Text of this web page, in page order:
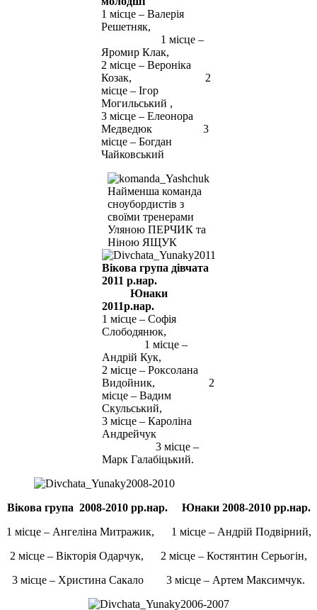
1 місце – Валерія
Решетняк,
1 місце –
Яромир Клак,
2 місце – Вероніка
Козак, 2
місце – Ігор
Могильський ,
3 місце – Елеонора
Медведюк 3
місце – Богдан
Чайковський
Найменша команда
сноубордистів з
своїми тренерами
Уляною ПЕРЧИК та
Ніною ЯЩУК
Вікова група дівчата
2011 р.нар.
Юнаки
2011р.нар.
1 місце – Софія
Слободянюк,
1 місце –
Андрій Кук,
2 місце – Роксолана
Видойник, 2
місце – Вадим
Скульський,
3 місце – Кароліна
Андрейчук
3 місце –
Марк Галабіцький.
Вікова група 2008-2010 рр.нар. Юнаки 2008-2010 рр.нар.
1 місце – Ангеліна Митражик, 1 місце – Андрій Подвірний,
2 місце – Вікторія Одарчук, 2 місце – Костянтин Серьогін,
3 місце – Христина Сакало 3 місце – Артем Максимчук.